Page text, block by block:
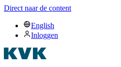
Direct naar de content
English
Inloggen